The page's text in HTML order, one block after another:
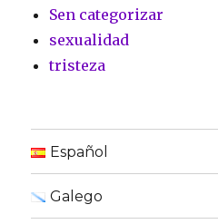
Sen categorizar
sexualidad
tristeza
Español
Galego